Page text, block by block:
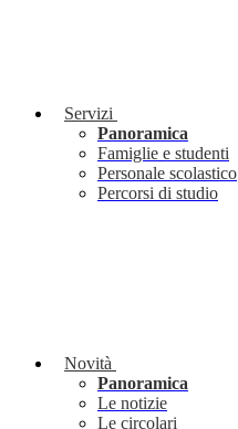
Servizi
Panoramica
Famiglie e studenti
Personale scolastico
Percorsi di studio
Novità
Panoramica
Le notizie
Le circolari